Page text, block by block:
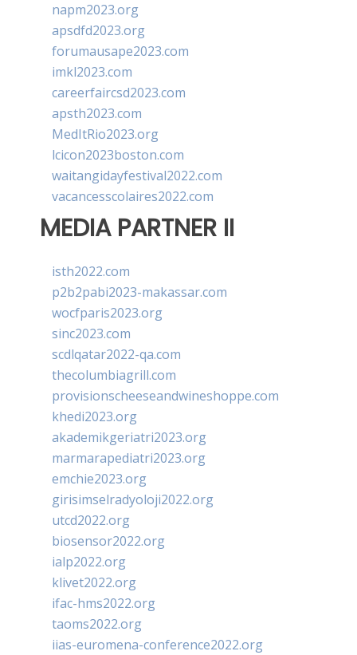
napm2023.org
apsdfd2023.org
forumausape2023.com
imkl2023.com
careerfaircsd2023.com
apsth2023.com
MedItRio2023.org
lcicon2023boston.com
waitangidayfestival2022.com
vacancesscolaires2022.com
MEDIA PARTNER II
isth2022.com
p2b2pabi2023-makassar.com
wocfparis2023.org
sinc2023.com
scdlqatar2022-qa.com
thecolumbiagrill.com
provisionscheeseandwineshoppe.com
khedi2023.org
akademikgeriatri2023.org
marmarapediatri2023.org
emchie2023.org
girisimselradyoloji2022.org
utcd2022.org
biosensor2022.org
ialp2022.org
klivet2022.org
ifac-hms2022.org
taoms2022.org
iias-euromena-conference2022.org